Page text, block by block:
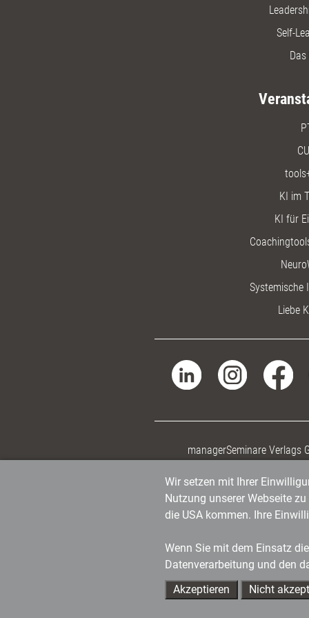
Self-
KI im
KI für
Systemische
Liebe
managerSeminare Verlags
Wir setzen mit Ihrer
Nutzung unserer Webseite
die USA kommen. Ihre
Wenn Sie mit dem Einsatz
Datenverarbeitung und den
Akzeptieren
Nicht